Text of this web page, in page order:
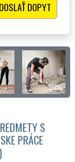
S
PRÁCE
)